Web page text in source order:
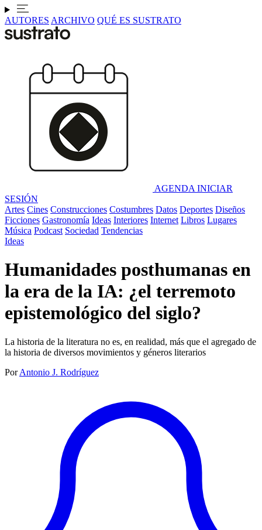
AUTORES ARCHIVO QUÉ ES SUSTRATO
AGENDA INICIAR
SESIÓN
Artes Cines Construcciones Costumbres Datos Deportes Diseños
Ficciones Gastronomía Ideas Interiores Internet Libros Lugares
Música Podcast Sociedad Tendencias
Ideas
Humanidades posthumanas en
la era de la IA: ¿el terremoto
epistemológico del siglo?
La historia de la literatura no es, en realidad, más que el agregado de
la historia de diversos movimientos y géneros literarios
Por Antonio J. Rodríguez